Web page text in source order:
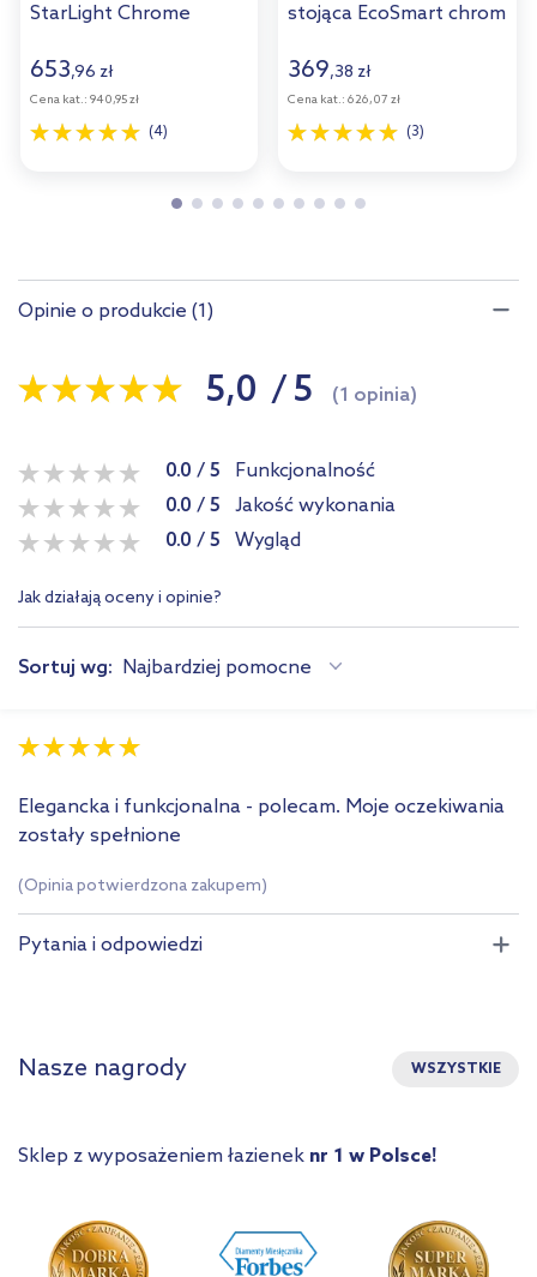
StarLight Chrome
653,96 zł
Cena kat.: 940,95 zł
(4)
stojąca EcoSmart chrom
369,38 zł
Cena kat.: 626,07 zł
(3)
Opinie o produkcie (1)
5,0 /5 (1 opinia)
0.0 / 5
Funkcjonalność
0.0 / 5
Jakość wykonania
0.0 / 5 Wygląd
Jak działają oceny i opinie?
Sortuj wg: Najbardziej pomocne
Elegancka i funkcjonalna - polecam. Moje oczekiwania
zostały spełnione
(Opinia potwierdzona zakupem)
Pytania i odpowiedzi
Nasze nagrody WSZYSTKIE
Sklep z wyposażeniem łazienek nr 1 w Polsce!